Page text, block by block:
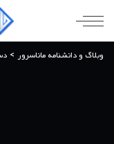
وبلاگ و دانشنامه ماناسرور >